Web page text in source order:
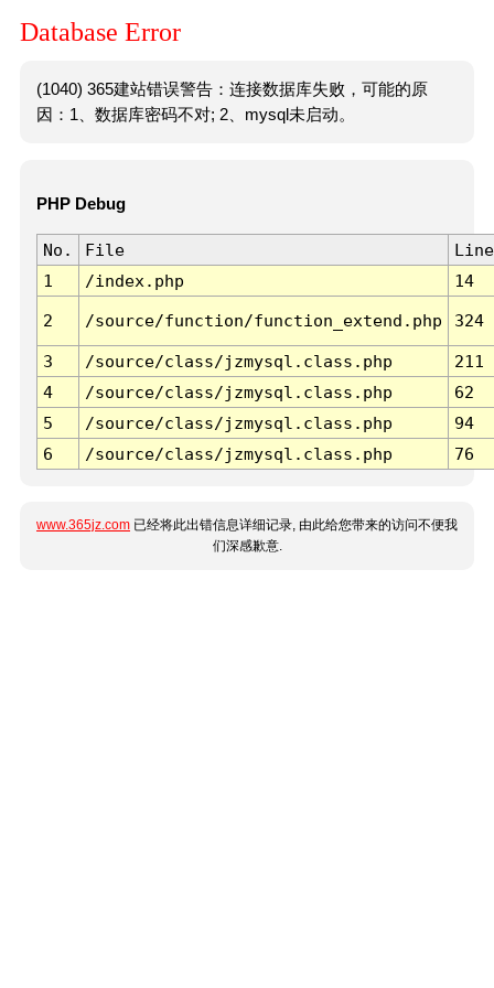
Database Error
(1040) 365建站错误警告：连接数据库失败，可能的原
因：1、数据库密码不对; 2、mysql未启动。
PHP Debug
No. File
Line
1
/index.php 14
2 /source/function/function_extend.php 324
3 /source/class/jzmysql.class.php
211
4
/source/class/jzmysql.class.php
62
5
/source/class/jzmysql.class.php
94
6
/source/class/jzmysql.class.php 76
www.365jz.com 已经将此出错信息详细记录, 由此给您带来的访问不便我
们深感歉意.